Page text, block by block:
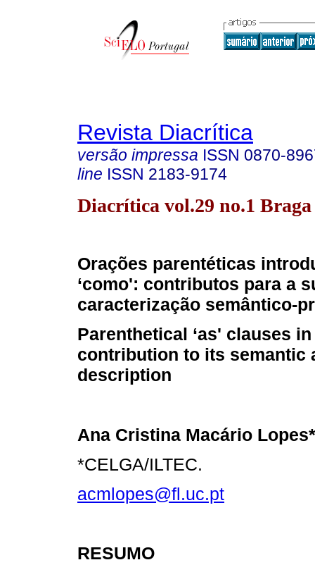
Revista Diacrítica
versão impressa ISSN 0870-
line ISSN 2183-9174
Diacrítica vol.29 no.1
Orações parentéticas
‘como': contributos para a
caracterização semântico-
Parenthetical ‘as' clauses
contribution to its semantic
description
Ana Cristina Macário Lopes*
*CELGA/ILTEC.
acmlopes@fl.uc.pt
RESUMO